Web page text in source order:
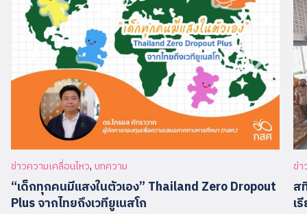
ข่าวความเคลื่อนไหว, บทความ
“เด็กทุกคนมีแสงในตัวเอง” Thailand Zero Dropout
Plus จากไทยถึงเวทียูเนสโก
ข่า
ส
เ